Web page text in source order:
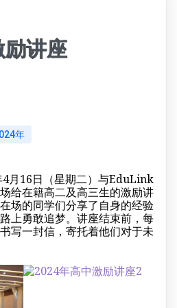
讲座
年
月16日（星期二）与EduLink
给在籍高二及高三生的激励讲
场的同学们分享了自身的经验
上勇敢追梦。讲座结束前，每
写一封信，寄托着他们对于未